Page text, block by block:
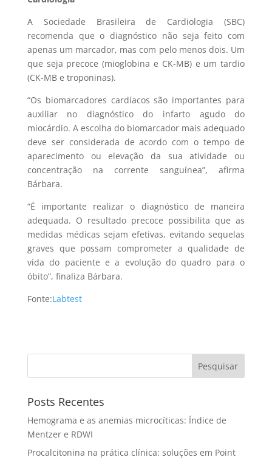
A Sociedade Brasileira de Cardiologia (SBC)
recomenda que o diagnóstico não seja feito com
apenas um marcador, mas com pelo menos dois. Um
que seja precoce (mioglobina e CK-MB) e um tardio
(CK-MB e troponinas).
“Os biomarcadores cardíacos são importantes para
auxiliar no diagnóstico do infarto agudo do
miocárdio. A escolha do biomarcador mais adequado
deve ser considerada de acordo com o tempo de
aparecimento ou elevação da sua atividade ou
concentração na corrente sanguínea”, afirma
Bárbara.
“É importante realizar o diagnóstico de maneira
adequada. O resultado precoce possibilita que as
medidas médicas sejam efetivas, evitando sequelas
graves que possam comprometer a qualidade de
vida do paciente e a evolução do quadro para o
óbito”, finaliza Bárbara.
Fonte:Labtest
Pesquisar
Posts Recentes
Hemograma e as anemias microcíticas: Índice de
Mentzer e RDWI
Procalcitonina na prática clínica: soluções em Point